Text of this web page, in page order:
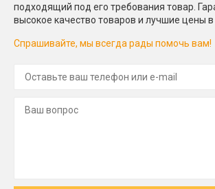
подходящий под его требования товар.
высокое качество товаров и лучшие цены в
Спрашивайте, мы всегда рады помочь вам!